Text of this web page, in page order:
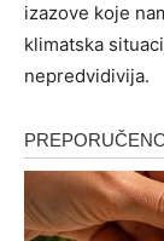
izazove koje
klimatska
nepredvidivija.